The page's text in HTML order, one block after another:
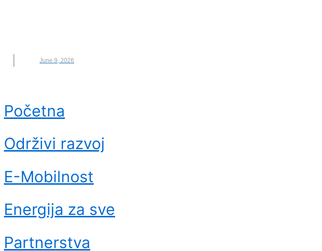
June 9, 2026
Početna
Održivi razvoj
E-Mobilnost
Energija za sve
Partnerstva